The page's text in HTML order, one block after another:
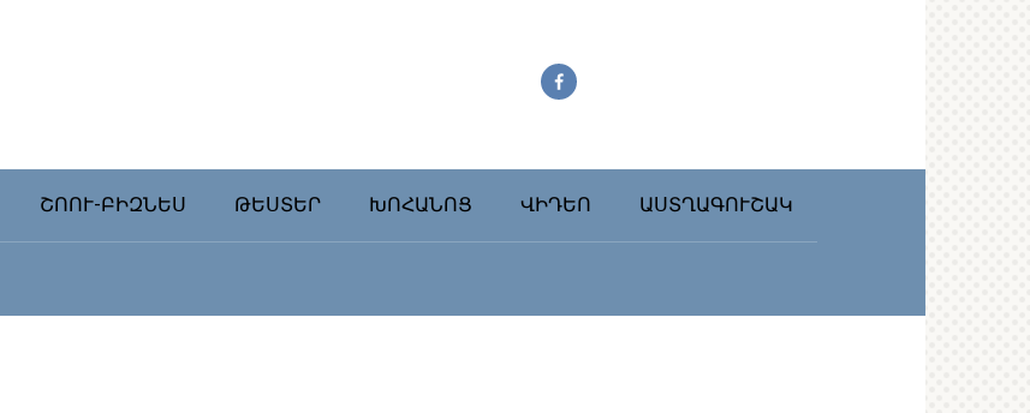
ՇՈՈՒ-ԲԻԶՆԵՍ ԹԵՍՏԵՐ ԽՈՀԱՆՈՑ ՎԻԴԵՈ ԱՍՏՂԱԳՈՒՇԱԿ